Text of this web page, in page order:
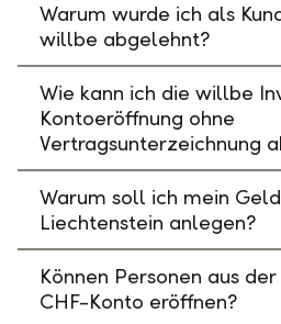
Warum wurde ich als
willbe abgelehnt?
Wie kann ich die willbe
Kontoeröffnung ohne
Vertragsunterzeichnung
Warum soll ich mein
Liechtenstein anlegen?
Können Personen aus
CHF-Konto eröffnen?